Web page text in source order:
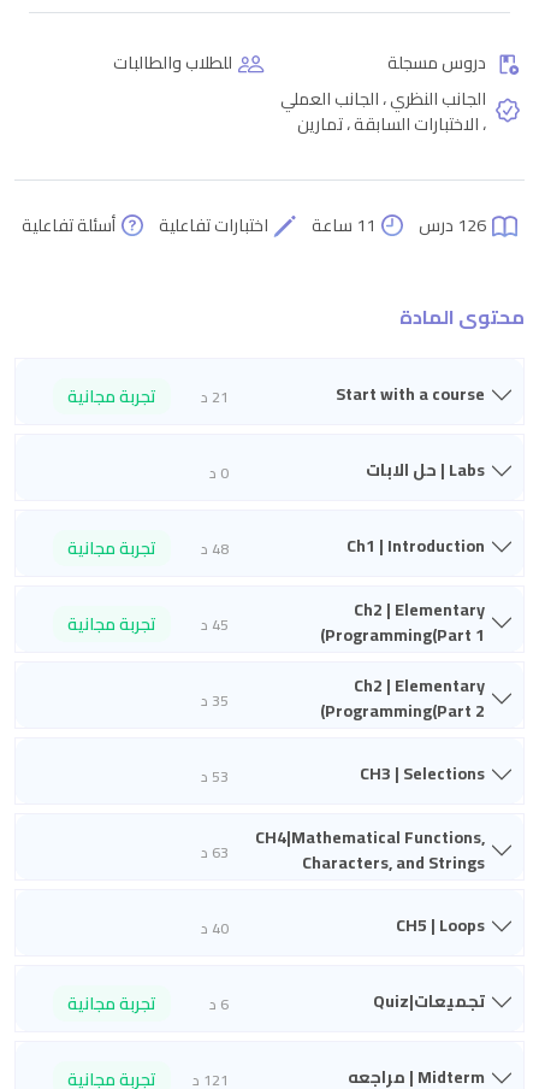
دروس مسجلة
للطلاب والطالبات
الجانب النظري ، الجانب العملي
، الاختبارات السابقة ، تمارين
126 درس 11 ساعة اختبارات تفاعلية أسئلة تفاعلية
محتوى المادة
Start with a course 21 د تجربة مجانية
Labs | حل الابات 0 د
Ch1 | Introduction 48 د
تجربة مجانية
Ch2 | Elementary
Programming(Part 1)
45 د
تجربة مجانية
Ch2 | Elementary
Programming(Part 2)
35 د
CH3 | Selections 53 د
CH4|Mathematical Functions,
Characters, and Strings
63 د
CH5 | Loops 40 د
تجميعات|Quiz 6 د تجربة مجانية
Midterm | مراجعه 121 د تجربة مجانية